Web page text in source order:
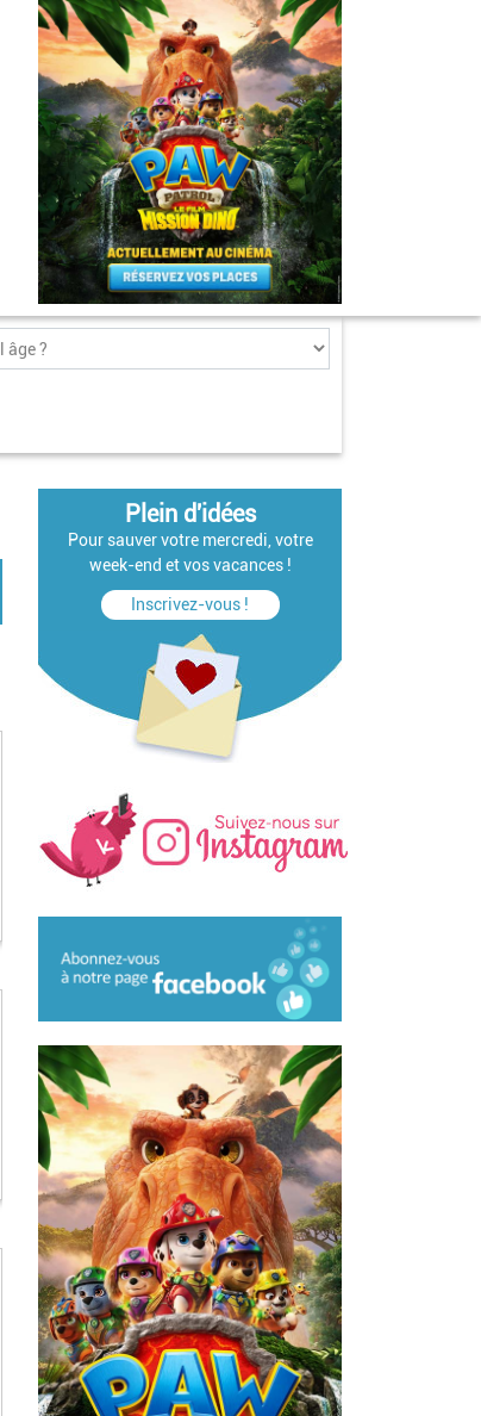
Plein d'idées
Pour sauver votre mercredi, votre
week-end et vos vacances !
Inscrivez-vous !